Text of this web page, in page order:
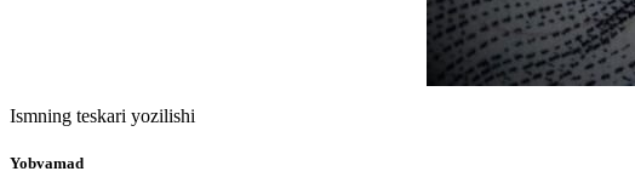
Ismning teskari yozilishi
Yobvamad